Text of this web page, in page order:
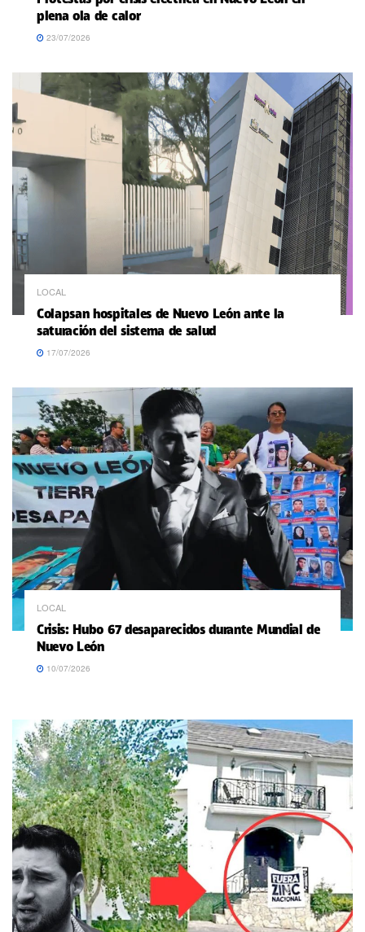
plena ola de calor
23/07/2026
LOCAL
Colapsan hospitales de Nuevo León ante la
saturación del sistema de salud
17/07/2026
LOCAL
Crisis: Hubo 67 desaparecidos durante Mundial de
Nuevo León
10/07/2026